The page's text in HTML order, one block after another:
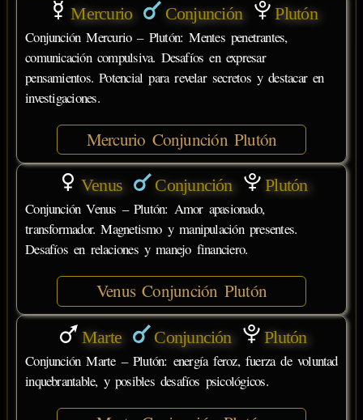
Mercurio Conjunción Plutón
Conjunción Mercurio – Plutón: Mentes penetrantes,
comunicación compulsiva. Desafíos en expresar
pensamientos. Potencial para revelar secretos y destacar en
investigaciones.
Mercurio Conjunción Plutón
Venus Conjunción Plutón
Conjunción Venus – Plutón: Amor apasionado,
transformador. Magnetismo y manipulación presentes.
Desafíos en relaciones y manejo financiero.
Venus Conjunción Plutón
Marte Conjunción Plutón
Conjunción Marte – Plutón: energía feroz, fuerza de voluntad
inquebrantable, y posibles desafíos psicológicos.